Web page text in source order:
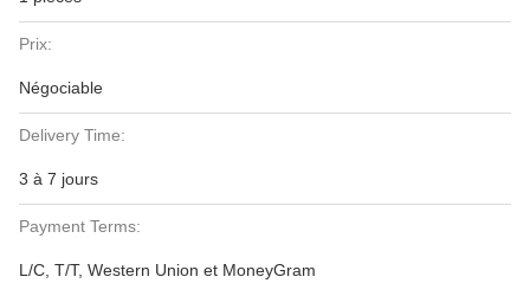
Prix:
Négociable
Delivery Time:
3 à 7 jours
Payment Terms:
L/C, T/T, Western Union et MoneyGram